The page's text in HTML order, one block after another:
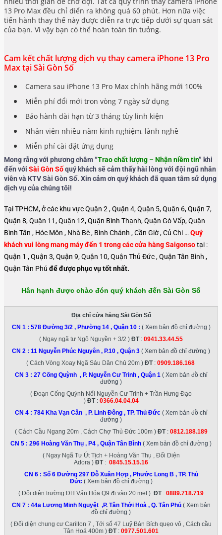
13 Pro Max đều chỉ diển ra không quá 60 phút. Hơn nữa việc
tiến hành thay thế này được diễn ra trực tiếp dưới sự quan sát
của bạn. Vì vậy bạn có thể hoàn toàn tin tưởng.
Cam kết chất lượng dịch vụ thay camera iPhone 13 Pro
Max tại Sài Gòn Số
Camera sau iPhone 13 Pro Max chính hãng mới 100%
Miễn phí đổi mới tron vòng 7 ngày sử dụng
Bảo hành dài hạn từ 3 tháng tùy linh kiện
Nhân viên nhiều năm kinh nghiệm, lành nghề
Miễn phí cài đặt ứng dụng
Mong rằng với phương châm “Trao chất lượng – Nhận niềm tin” khi
đến với Sài Gòn Sốquý khách sẽ cảm thấy hài lòng với đội ngũ nhân
viên và KTV Sài Gòn Số. Xin cảm ơn quý khách đã quan tâm sử dụng
dịch vụ của chúng tôi!
Tại TPHCM, ở các khu vực Quận 2 , Quận 4, Quận 5, Quận 6, Quận 7,
Quận 8, Quận 11, Quận 12, Quận Bình Thạnh, Quận Gò Vấp, Quận
Bình Tân , Hóc Môn , Nhà Bè , Bình Chánh , Cần Giờ , Củ Chi … Quý
khách vui lòng mang máy đến 1 trong các cửa hàng Saigonsotại :
Quận 1 , Quận 3, Quận 9, Quận 10, Quận Thủ Đức , Quận Tân Bình ,
Quận Tân Phú để được phục vụ tốt nhất.
Hân hạnh được chào đón quý khách đến Sài Gòn Số
Địa chỉ cửa hàng Sài Gòn Số
CN 1 : 578 Đường 3/2 , Phường 14 , Quận 10: ( Xem bản đồ chỉ đường )
( Ngay ngã tư Ngô Nguyền + 3/2 ) ĐT: 0941.33.44.55
CN 2 : 11 Nguyễn Phúc Nguyên , P.10 , Quận 3 ( Xem bản đồ chỉ đường )
( Cách Vòng Xoay Ngã Sáu Dân Chủ 20m ) ĐT: 0909.186.168
CN 3 : 27 Cống Quỳnh , P. Nguyễn Cư Trinh , Quận 1 ( Xem bản đồ chỉ
đường )
( Đoạn Cống Quỳnh Nối Nguyễn Cư Trinh + Trần Hưng Đạo
) ĐT: 0366.04.04.04
CN 4 : 784 Kha Vạn Cân , P. Linh Đông , TP. Thủ Đức( Xem bản đồ chỉ
đường )
( Cách Cầu Ngang 20m , Cách Chợ Thủ Đức 100m ) ĐT: 0812.188.189
CN 5 : 296 Hoàng Văn Thụ , P4 , Quận Tân Bình ( Xem bản đồ chỉ đường )
( Ngay Ngã Tư Út Tịch + Hoàng Văn Thụ , Đối Diện
Adora ) ĐT: 0845.15.15.16
CN 6 : Số 6 Đường 297 Đỗ Xuân Hợp , Phước Long B , TP. Thủ
Đức ( Xem bản đồ chỉ đường )
( Đối diện trường ĐH Văn Hóa Q9 đi vào 20 met ) ĐT: 0889.718.719
CN 7 : 44a Lương Minh Nguyệt ,P. Tân Thới Hoà , Q. Tân Phú ( Xem bản
đồ chỉ đường )
( Đối diện chung cư Carillon 7 , Tới số 47 Luỹ Bán Bích quẹo vô , Cách cầu
Tân Hoá 400m ) ĐT: 0977.501.601